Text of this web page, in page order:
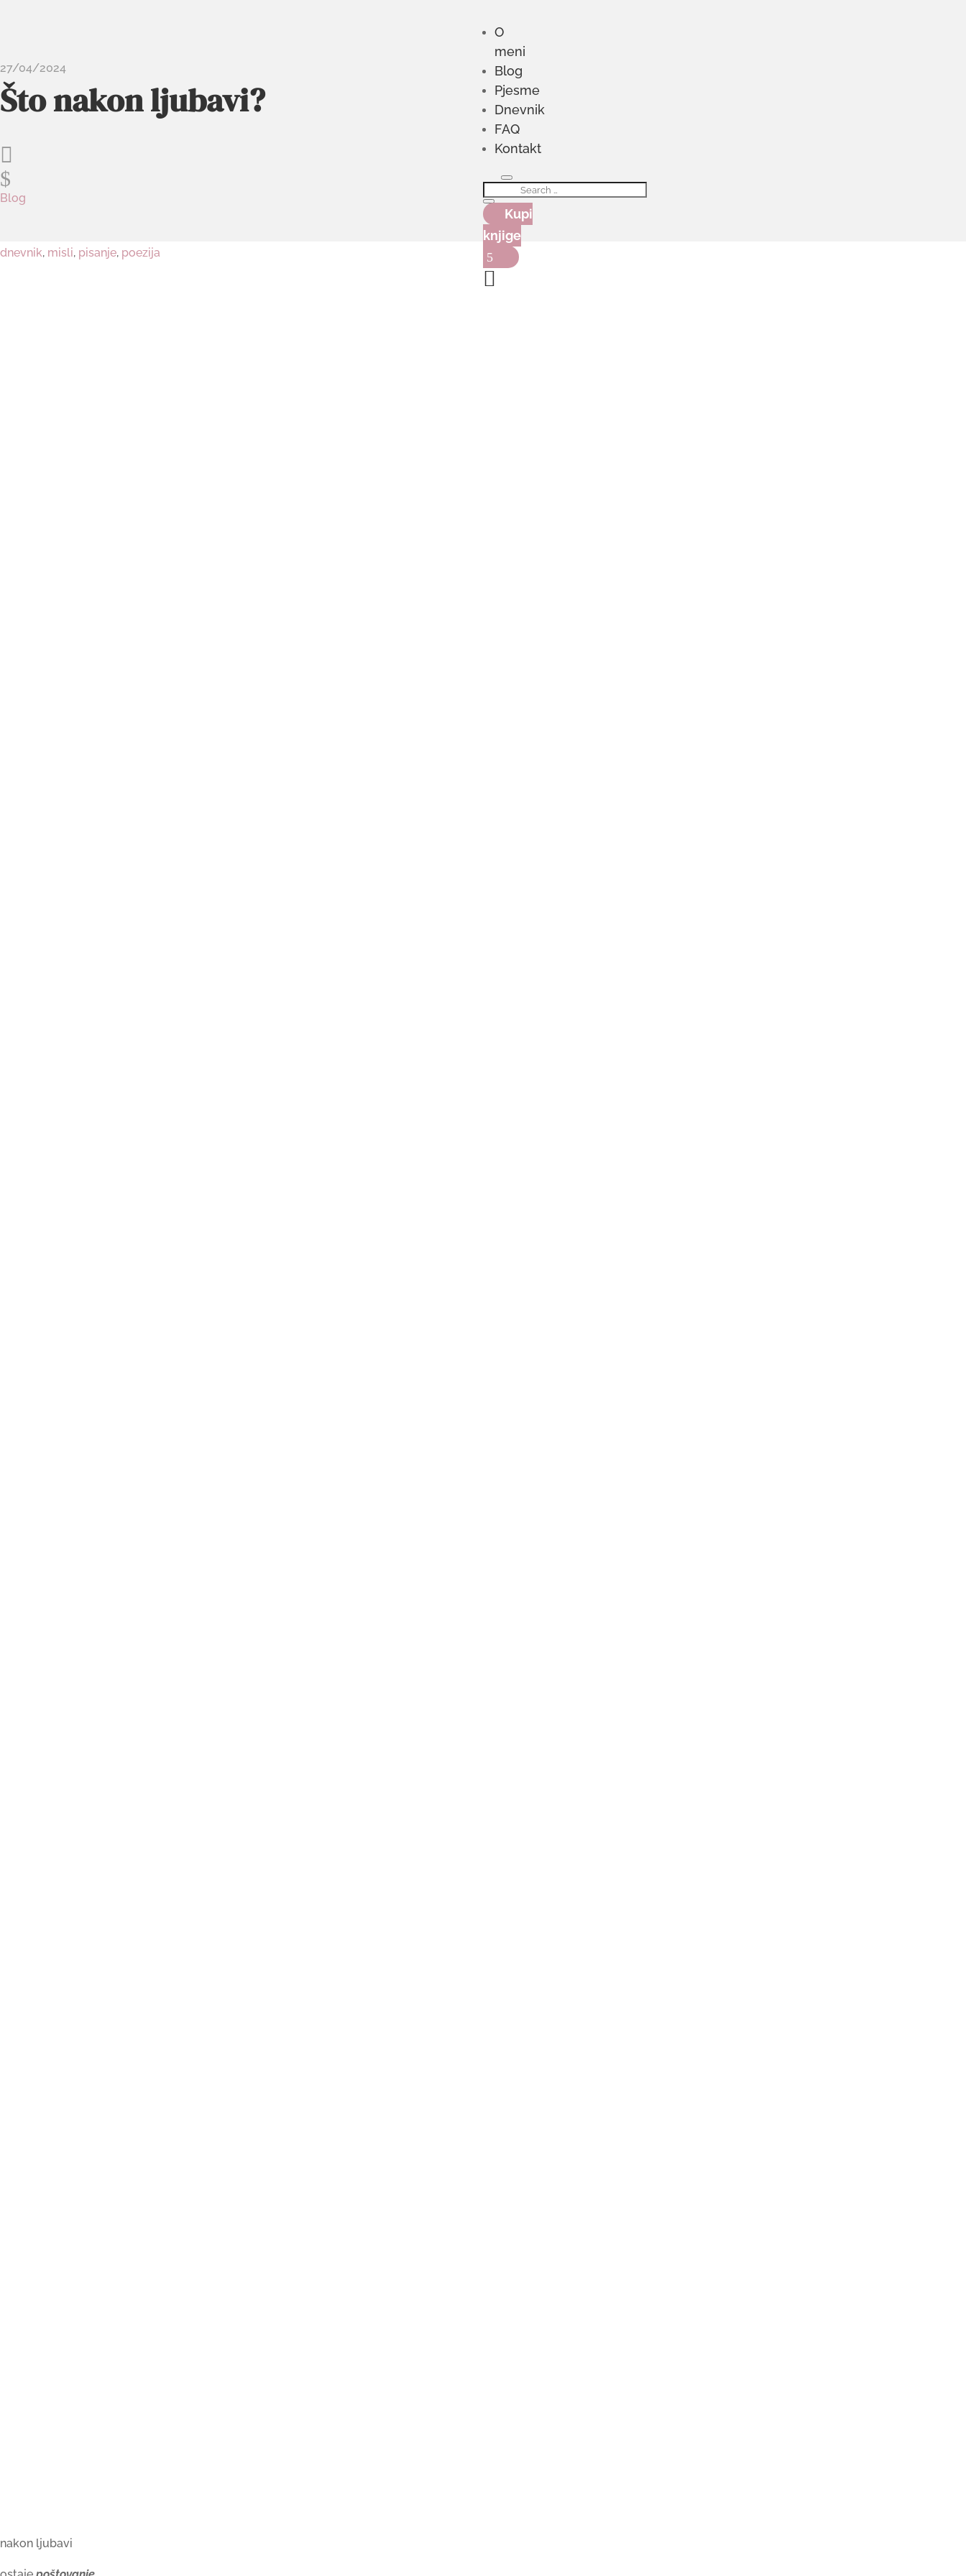
O
meni
Blog
Pjesme
Dnevnik
FAQ
Kontakt
Kupi
knjige

27/04/2024
Što nakon ljubavi?

$
Blog
dnevnik, misli, pisanje, poezija
nakon ljubavi